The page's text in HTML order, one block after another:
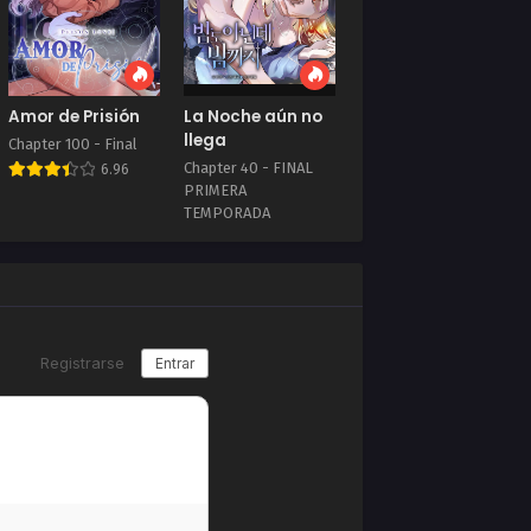
Noviembre 25, 2025
Chapter 20
Noviembre 21, 2025
Chapter 16
Noviembre 15, 2025
Chapter 12
Chapter 04
Julio 27, 2025
Amor de Prisión
Chapter 100 - Final
6.96
La Noche aún no
llega
Chapter 40 - FINAL
PRIMERA
TEMPORADA